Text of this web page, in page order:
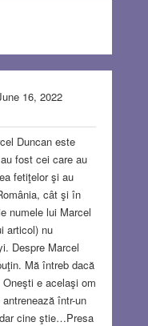
16, 2022
Duncan este
fost cei care au
fetiţelor şi au
cât şi în
numele lui Marcel
articol) nu
Despre Marcel
Mă întreb dacă
e acelaşi om
într-un
cine ştie…Presa